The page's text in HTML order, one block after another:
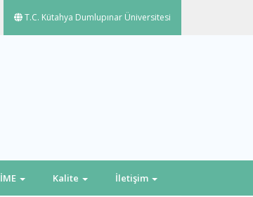
T.C. Kütahya Dumlupınar Üniversitesi
İME Kalite İletişim